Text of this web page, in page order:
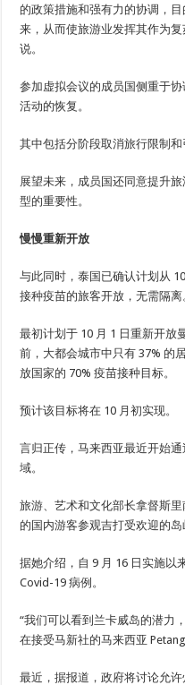
的政策措施和强有力的协调，
来，从而使旅游业发挥其作为
说。
参加虚拟会议的成员国侧重于
活动的恢复。
其中包括分阶段取消旅行限制和
展望未来，成员国还同意提升
型的重要性。
慢慢重新开放
与此同时，泰国已确认计划从
接种疫苗的旅客开放，无需隔离
最初计划于 10 月 1 日重新开放
前，大都会城市中只有 37% 的
放国家的 70% 疫苗接种目标。
预计该目标将在 10 月初实现。
言归正传，马来西亚最近开始
域。
旅游、艺术和文化部长拿督斯
的国内游客参观吉打受欢迎的岛
据她介绍，自 9 月 16 日实施以
Covid-19 病例。
“我们可以看到兰卡威岛的潜力
在接受马新社的马来西亚
最近，据报道，政府将讨论允